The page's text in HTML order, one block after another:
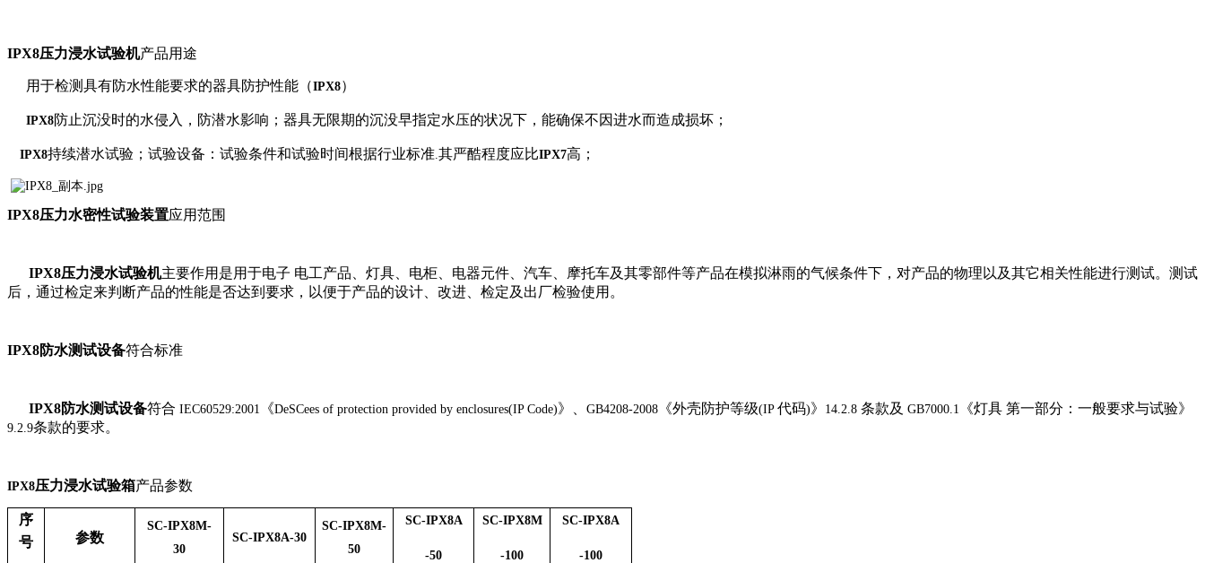
IPX8压力浸水试验机产品用途
用于检测具有防水性能要求的器具防护性能（IPX8）
IPX8防止沉没时的水侵入，防潜水影响；器具无限期的沉没早指定水压的状况下，能确保不因进水而造成损坏；
IPX8持续潜水试验；试验设备：试验条件和试验时间根据行业标准 其严酷程度应比IPX7高；
IPX8压力水密性试验装置应用范围
IPX8压力浸水试验机主要作用是用于电子 电工产品、灯具、电柜、电器元件、汽车、摩托车及其零部件等产品在模拟淋雨的气候条件下，对产品的物理以及其它相关性能进行测试。测试
后，通过检定来判断产品的性能是否达到要求，以便于产品的设计、改进、检定及出厂检验使用。
IPX8防水测试设备符合标准
IPX8防水测试设备符合 IEC60529:2001 《DeSCees of protection provided by enclosures(IP Code)》、 GB4208-2008 《外壳防护等级(IP 代码)》 14.2.8 条款及 GB7000.1 《灯具 第一部分：一般要求与试验》
9.2.9条款的要求。
IPX8压力浸水试验箱产品参数
序
号
参数
SC-IPX8M-
30
SC-IPX8A-30
SC-IPX8M-
50
SC-IPX8A
-50
SC-IPX8M
-100
SC-IPX8A
-100